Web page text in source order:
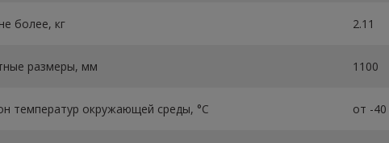
более, кг 2.11
размеры, мм 1100
температур окружающей среды, °C от -